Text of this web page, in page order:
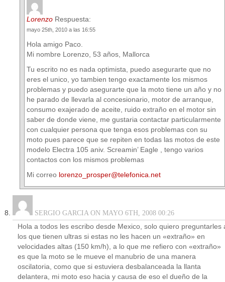
Lorenzo Respuesta:
mayo 25th, 2010 a las 16:55
Hola amigo Paco.
Mi nombre Lorenzo, 53 años, Mallorca
Tu escrito no es nada optimista, puedo asegurarte que no
eres el unico, yo tambien tengo exactamente los mismos
problemas y puedo asegurarte que la moto tiene un año y no
he parado de llevarla al concesionario, motor de arranque,
consumo exajerado de aceite, ruido extraño en el motor sin
saber de donde viene, me gustaria contactar particularmente
con cualquier persona que tenga esos problemas con su
moto pues parece que se repiten en todas las motos de este
modelo Electra 105 aniv. Screamin’ Eagle , tengo varios
contactos con los mismos problemas
Mi correo lorenzo_prosper@telefonica.net
SERGIO GARCIA ON MAYO 6TH, 2008 00:26
Hola a todos les escribo desde Mexico, solo quiero preguntarles
los que tienen ultras si estas no les hacen un «extraño» en
velocidades altas (150 km/h), a lo que me refiero con «extraño»
es que la moto se le mueve el manubrio de una manera
oscilatoria, como que si estuviera desbalanceada la llanta
delantera, mi moto eso hacia y causa de eso el dueño de la